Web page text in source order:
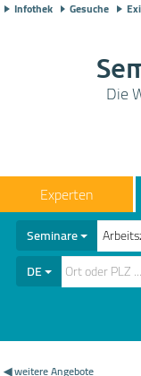
Infothek Gesuche
Die
Seminare
DE
◀ weitere Angebote